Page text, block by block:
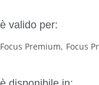
Focus Premium Focus